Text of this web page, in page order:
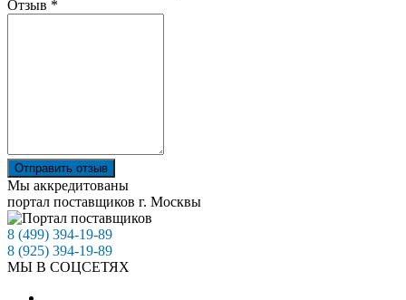
Отзыв *
Отправить отзыв
Мы аккредитованы
портал поставщиков г. Москвы
8 (499) 394-19-89
8 (925) 394-19-89
МЫ В СОЦСЕТЯХ